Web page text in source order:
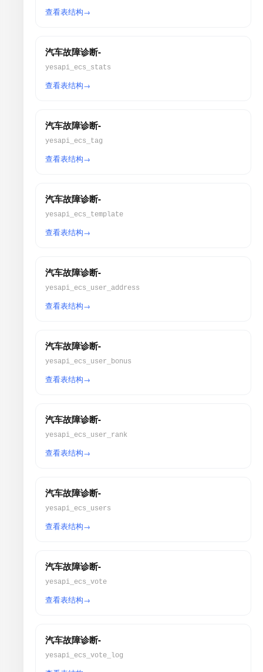
查看表结构
汽车故障诊断-
yesapi_ecs_stats
查看表结构
汽车故障诊断-
yesapi_ecs_tag
查看表结构
汽车故障诊断-
yesapi_ecs_template
查看表结构
汽车故障诊断-
yesapi_ecs_user_address
查看表结构
汽车故障诊断-
yesapi_ecs_user_bonus
查看表结构
汽车故障诊断-
yesapi_ecs_user_rank
查看表结构
汽车故障诊断-
yesapi_ecs_users
查看表结构
汽车故障诊断-
yesapi_ecs_vote
查看表结构
汽车故障诊断-
yesapi_ecs_vote_log